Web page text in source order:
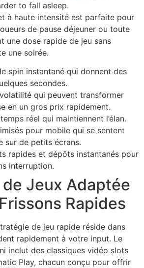
to fall asleep.
à haute intensité est parfaite pour
de pause déjeuner ou toute
une dose rapide de jeu sans
une soirée.
spin instantané qui donnent des
secondes.
qui peuvent transformer
en un gros prix rapidement.
réel qui maintiennent l’élan.
pour mobile qui se sentent
sur de petits écrans.
rapides et dépôts instantanés pour
interruption.
Jeux Adaptée
Rapides
de jeu rapide réside dans
rapidement à votre input. Le
inclut des classiques vidéo slots
Play, chacun conçu pour offrir